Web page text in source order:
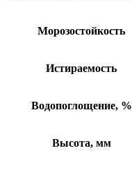
Морозостойкость
Истираемость
Водопоглощение, %
Высота, мм